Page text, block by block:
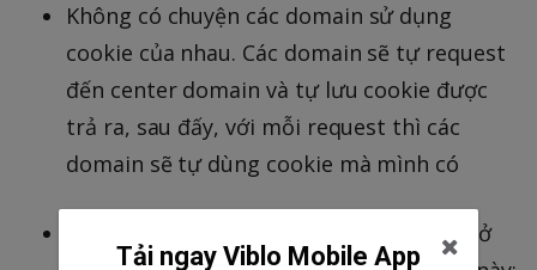
Không có chuyện các domain sử dụng
cookie của nhau. Các domain sẽ tự request
đến center domain và tự lưu cookie được
trả ra, sau đấy, với mỗi request thì các
domain sẽ tự dùng cookie mà mình có
Phần lớn các service SSO hiện nay (ví dụ ở
Tải ngay Viblo Mobile App